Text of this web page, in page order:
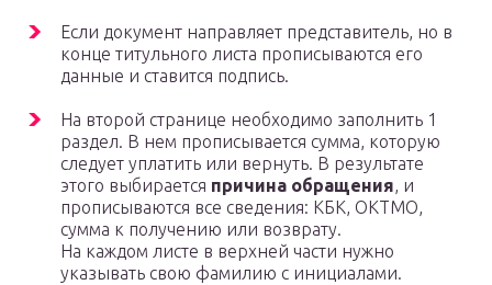
Если документ направляет представитель, но в
конце титульного листа прописываются его
данные и ставится подпись.
На второй странице необходимо заполнить 1
раздел. В нем прописывается сумма, которую
следует уплатить или вернуть. В результате
этого выбирается причина обращения, и
прописываются все сведения: КБК, ОКТМО,
сумма к получению или возврату.
На каждом листе в верхней части нужно
указывать свою фамилию с инициалами.